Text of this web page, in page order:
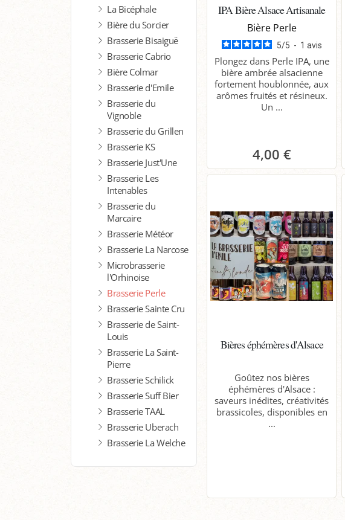
La Bicéphale
Bière du Sorcier
Brasserie Bisaiguë
Brasserie Cabrio
Bière Colmar
Brasserie d'Emile
Brasserie du
Vignoble
Brasserie du Grillen
Brasserie KS
Brasserie Just'Une
Brasserie Les
Intenables
Brasserie du
Marcaire
Brasserie Météor
Brasserie La Narcose
Microbrasserie
l'Orhinoise
Brasserie Perle
Brasserie Sainte Cru
Brasserie de Saint-
Louis
Brasserie La Saint-
Pierre
Brasserie Schilick
Brasserie Suff Bier
Brasserie TAAL
Brasserie Uberach
Brasserie La Welche
IPA Bière Alsace Artisanale
Bière Perle
5/5 - 1 avis
Plongez dans Perle IPA, une
bière ambrée alsacienne
fortement houblonnée, aux
arômes fruités et résineux.
Un ...
4,00 €
Bières éphémères d'Alsace
Goûtez nos bières
éphémères d'Alsace :
saveurs inédites, créativités
brassicoles, disponibles en
...